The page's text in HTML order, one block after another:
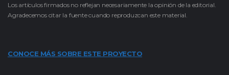
Los artículos firmados no reflejan necesariamente la opinión de la editorial.
Agradecemos citar la fuente cuando reproduzcan este material.
CONOCE MÁS SOBRE ESTE PROYECTO